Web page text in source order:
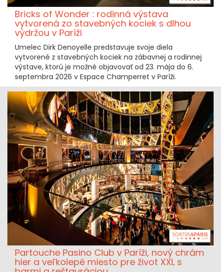
Bricks of Wonder : rodinná výstava
vytvorená zo stavebných kociek s dlhou
výdržou v Paríži
Umelec Dirk Denoyelle predstavuje svoje diela
vytvorené z stavebných kociek na zábavnej a rodinnej
výstave, ktorú je možné objavovať od 23. mája do 6.
septembra 2026 v Espace Champerret v Paríži.
Partouche Pasino Club v Paríži, nový chrám
hier a veľkolepé miesto pre život XXL s